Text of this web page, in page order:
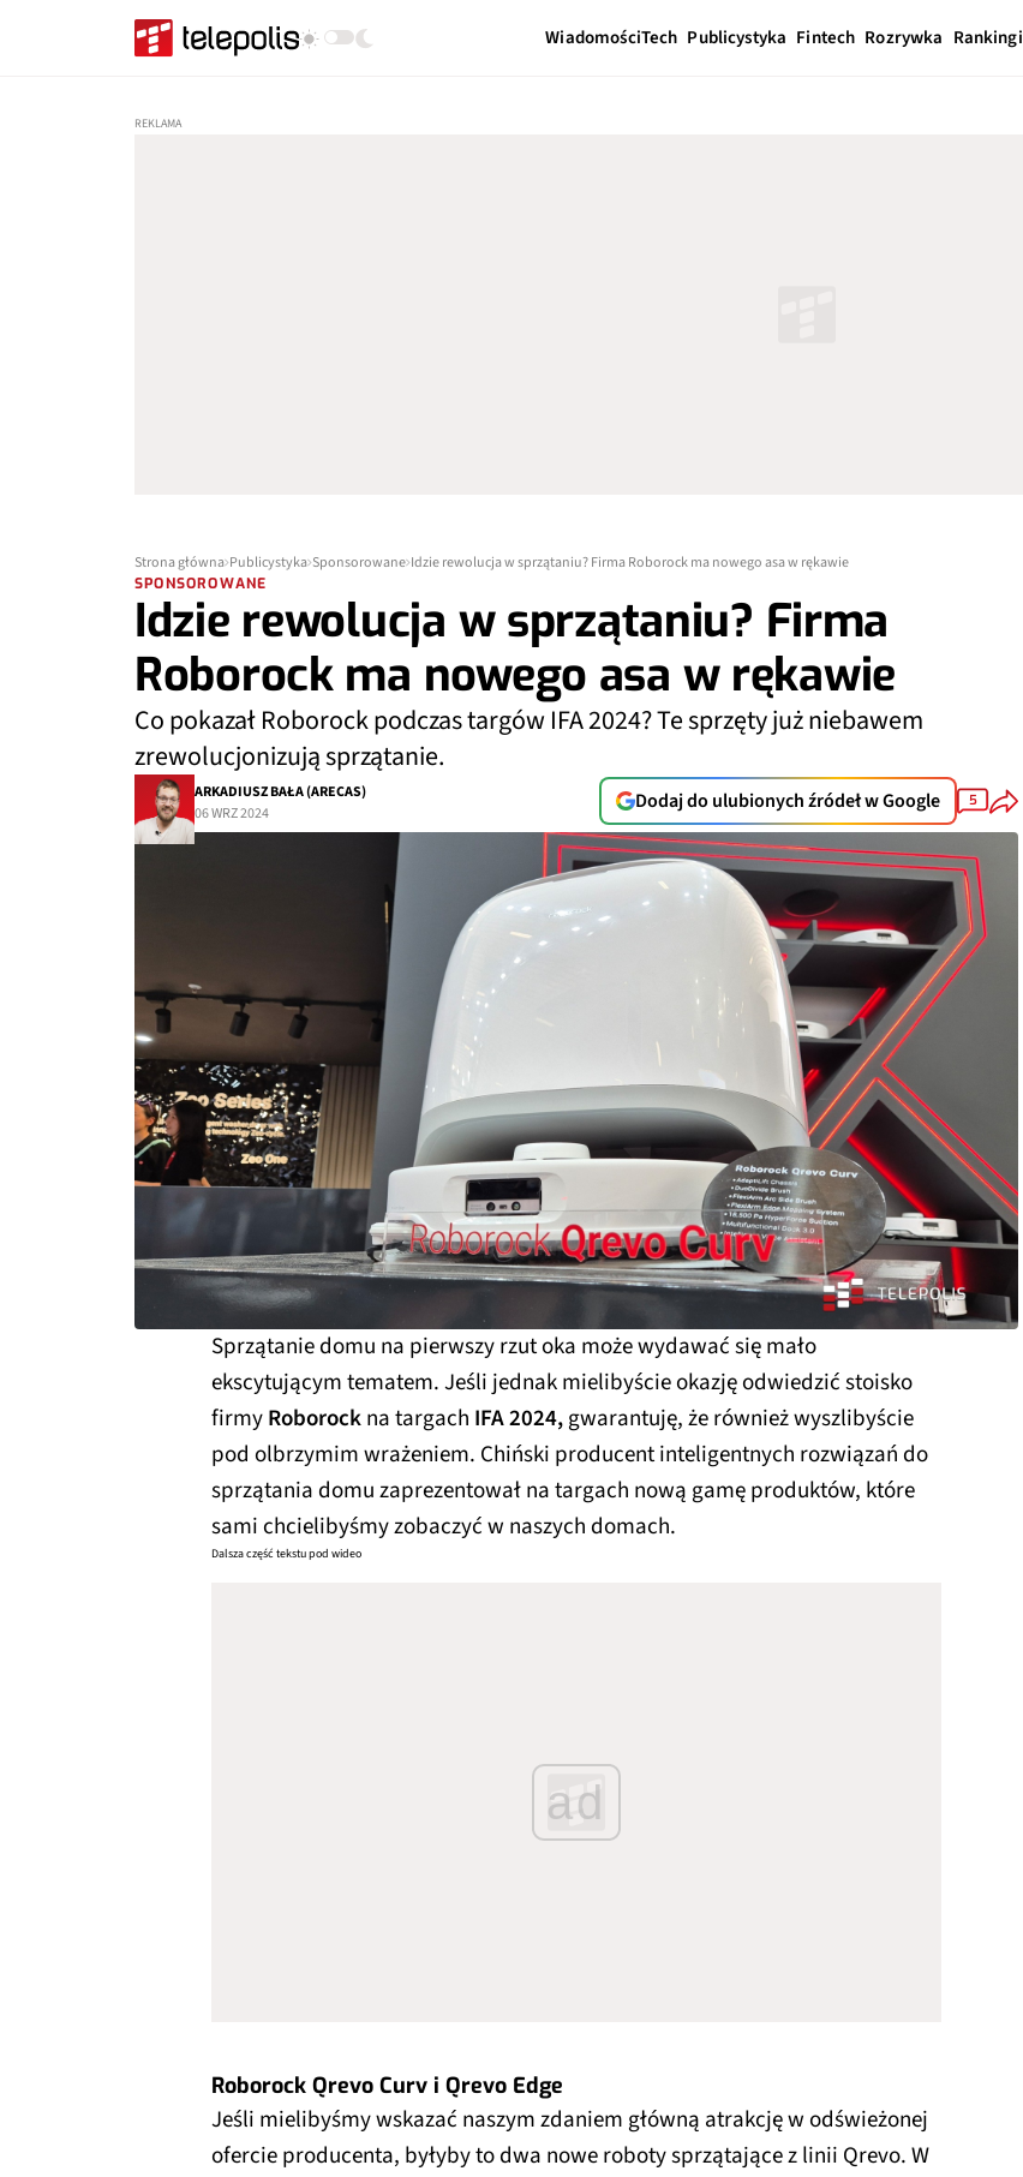
WiadomościTech Publicystyka Fintech Rozrywka Rankingi
Strona główna Publicystyka Sponsorowane Idzie rewolucja w sprzątaniu? Firma Roborock ma nowego asa w rękawie
SPONSOROWANE
Idzie rewolucja w sprzątaniu? Firma
Roborock ma nowego asa w rękawie
Co pokazał Roborock podczas targów IFA 2024? Te sprzęty już niebawem
zrewolucjonizują sprzątanie.
ARKADIUSZ BAŁA (ARECAS)
06 WRZ 2024
Dodaj do ulubionych źródeł w Google 5
Sprzątanie domu na pierwszy rzut oka może wydawać się mało
ekscytującym tematem. Jeśli jednak mielibyście okazję odwiedzić stoisko
firmyRoborockna targach IFA 2024,gwarantuję, że również wyszlibyście
pod olbrzymim wrażeniem. Chiński producent inteligentnych rozwiązań do
sprzątania domu zaprezentował na targach nową gamę produktów, które
sami chcielibyśmy zobaczyć w naszych domach.
Dalsza część tekstu pod wideo
ad
Roborock Qrevo Curv i Qrevo Edge
Jeśli mielibyśmy wskazać naszym zdaniem główną atrakcję w odświeżonej
ofercie producenta, byłyby to dwa nowe roboty sprzątające z linii Qrevo. W